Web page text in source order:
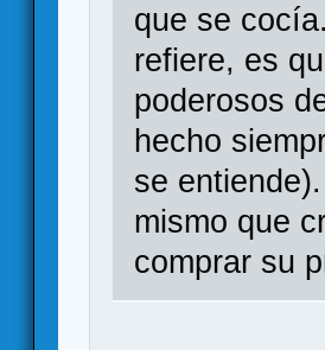
que se
refiere, es
poderosos
hecho
se
mismo que
comprar su